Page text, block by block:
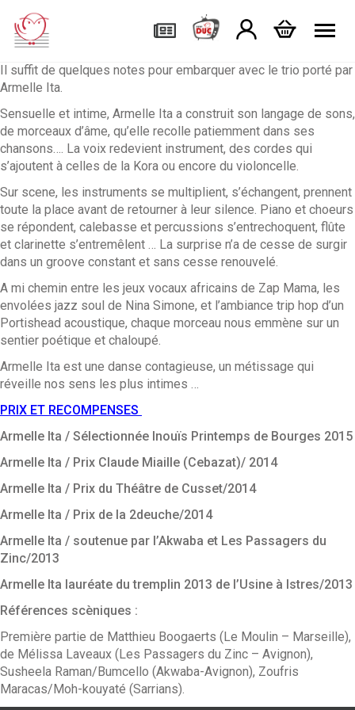
Il suffit de quelques notes pour embarquer avec le trio porté par
Armelle Ita.
Sensuelle et intime, Armelle Ita a construit son langage de sons,
de morceaux d’âme, qu’elle recolle patiemment dans ses
chansons…. La voix redevient instrument, des cordes qui
s’ajoutent à celles de la Kora ou encore du violoncelle.
Sur scene, les instruments se multiplient, s’échangent, prennent
toute la place avant de retourner à leur silence. Piano et choeurs
se répondent, calebasse et percussions s’entrechoquent, flûte
et clarinette s’entremêlent … La surprise n’a de cesse de surgir
dans un groove constant et sans cesse renouvelé.
A mi chemin entre les jeux vocaux africains de Zap Mama, les
envolées jazz soul de Nina Simone, et l’ambiance trip hop d’un
Portishead acoustique, chaque morceau nous emmène sur un
sentier poétique et chaloupé.
Armelle Ita est une danse contagieuse, un métissage qui
réveille nos sens les plus intimes …
PRIX ET RECOMPENSES
Armelle Ita / Sélectionnée Inouïs Printemps de Bourges 2015
Armelle Ita / Prix Claude Miaille (Cebazat)/ 2014
Armelle Ita / Prix du Théâtre de Cusset/2014
Armelle Ita / Prix de la 2deuche/2014
Armelle Ita / soutenue par l’Akwaba et Les Passagers du
Zinc/2013
Armelle Ita lauréate du tremplin 2013 de l’Usine à Istres/2013
Références scèniques :
Première partie de Matthieu Boogaerts (Le Moulin – Marseille),
de Mélissa Laveaux (Les Passagers du Zinc – Avignon),
Susheela Raman/Bumcello (Akwaba-Avignon), Zoufris
Maracas/Moh-kouyaté (Sarrians).